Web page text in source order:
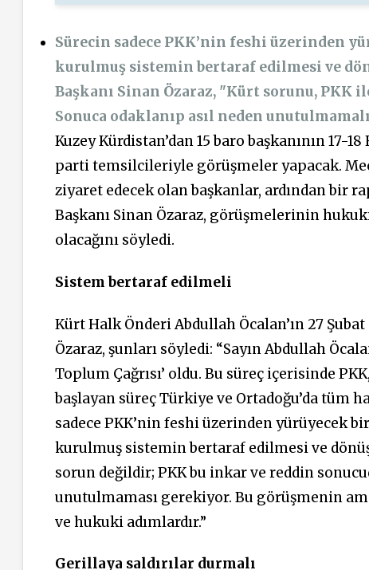
Sürecin sadece PKK’nin feshi üzerinden
kurulmuş sistemin bertaraf edilmesi ve
Başkanı Sinan Özaraz, "Kürt sorunu, PKK
Sonuca odaklanıp asıl neden
Kuzey Kürdistan’dan 15 baro başkanının
parti temsilcileriyle görüşmeler yapacak.
ziyaret edecek olan başkanlar, ardından bir
Başkanı Sinan Özaraz, görüşmelerinin
olacağını söyledi.
Sistem bertaraf edilmeli
Kürt Halk Önderi Abdullah Öcalan’ın 27
Özaraz, şunları söyledi: “Sayın Abdullah
Toplum Çağrısı’ oldu. Bu süreç içerisinde
başlayan süreç Türkiye ve Ortadoğu’da tüm
sadece PKK’nin feshi üzerinden yürüyecek
kurulmuş sistemin bertaraf edilmesi ve
sorun değildir; PKK bu inkar ve reddin
unutulmaması gerekiyor. Bu görüşmenin
ve hukuki adımlardır.”
Gerillaya saldırılar durmalı